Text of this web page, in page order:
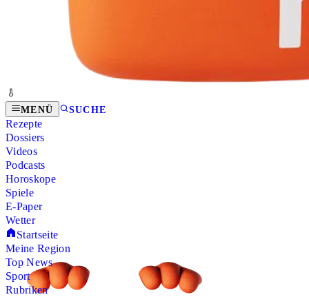
MENÜ SUCHE
Rezepte
Dossiers
Videos
Podcasts
Horoskope
Spiele
E-Paper
Wetter
Startseite
Meine Region
Top News
Sport
Rubriken